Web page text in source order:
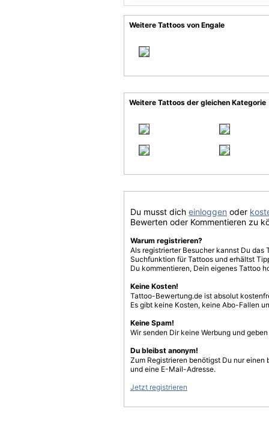
Weitere Tattoos von Engale
Weitere Tattoos der gleichen Kategorie
Du musst dich einloggen oder
Bewerten oder Kommentieren zu
Warum registrieren?
Als registrierter Besucher kannst Du
Suchfunktion für Tattoos und erhältst
Du kommentieren, Dein eigenes Tattoo
Keine Kosten!
Tattoo-Bewertung.de ist absolut
Es gibt keine Kosten, keine Abo-Fallen
Keine Spam!
Wir senden Dir keine Werbung und
Du bleibst anonym!
Zum Registrieren benötigst Du nur einen
und eine E-Mail-Adresse.
Jetzt registrieren